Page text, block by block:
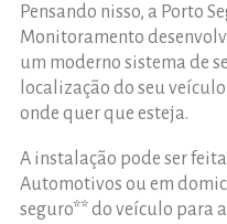
Pensando nisso, a Porto
Monitoramento
um moderno sistema de
localização do seu
onde quer que esteja.
A instalação pode ser
Automotivos ou em
seguro** do veículo para